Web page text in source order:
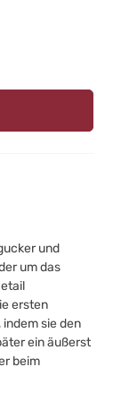
und
um das
ersten
sie den
ein äußerst
beim